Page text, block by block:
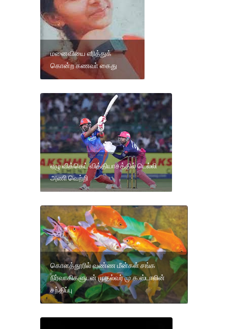
மனைவியை எரித்துக்
கொன்ற கணவா் கைது
ஏழு விக்கெட் வித்தியாசத்தில் டெல்லி
அணி வெற்றி
கொளத்தூரில் வண்ண மீன்கள் சங்க
நிர்வாகிகளுடன் முதல்வர் மு.க.ஸ்டாலின்
சந்திப்பு